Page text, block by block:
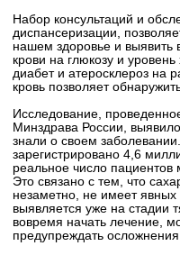
Набор консультаций и
диспансеризации,
нашем здоровье и
крови на глюкозу и
диабет и атеросклероз на
кровь позволяет
Исследование,
Минздрава России,
знали о своем
зарегистрировано 4,6
реальное число пациентов
Это связано с тем, что
незаметно, не имеет явных
выявляется уже на стадии
вовремя начать лечение,
предупреждать